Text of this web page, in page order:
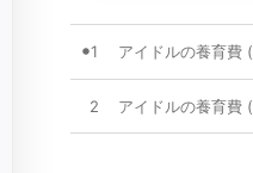
1 アイドルの養育費
2 アイドルの養育費